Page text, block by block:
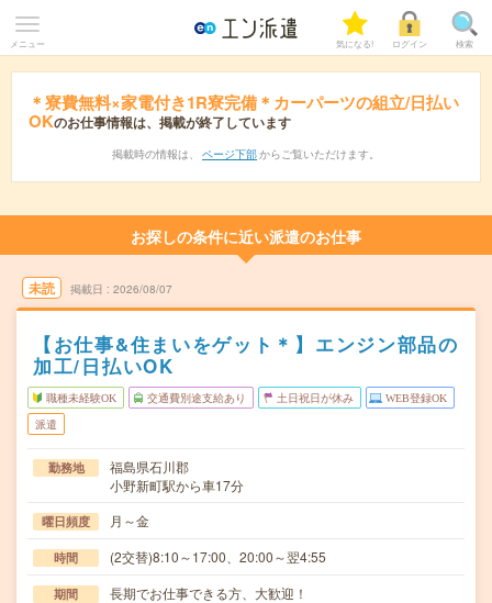
メニュー 気になる! ログイン 検索
＊寮費無料×家電付き1R寮完備＊カーパーツの組立/日払い
OKのお仕事情報は、掲載が終了しています
掲載時の情報は、 ページ下部 からご覧いただけます。
お探しの条件に近い派遣のお仕事
未読 掲載日 2026/08/07
【お仕事&住まいをゲット＊】エンジン部品の
加工/日払いOK
職種未経験OK 交通費別途支給あり 土日祝日が休み WEB登録OK
派遣
勤務地
福島県石川郡
小野新町駅から車17分
曜日頻度 月～金
時間 (2交替)8:10～17:00、20:00～翌4:55
期間 長期でお仕事できる方、大歓迎！